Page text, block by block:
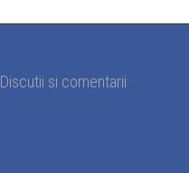
Discutii si comentarii